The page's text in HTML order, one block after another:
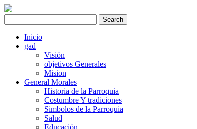
Inicio
gad
Visión
objetivos Generales
Mision
General Morales
Historia de la Parroquia
Costumbre Y tradiciones
Simbolos de la Parroquia
Salud
Educación